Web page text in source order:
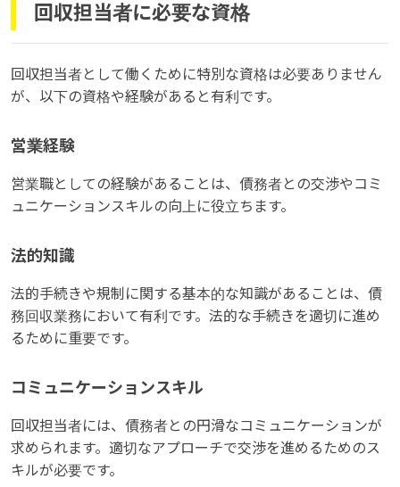
回収担当者に必要な資格
回収担当者として働くために特別な資格は必要ありません
が、以下の資格や経験があると有利です。
営業経験
営業職としての経験があることは、債務者との交渉やコミ
ュニケーションスキルの向上に役立ちます。
法的知識
法的手続きや規制に関する基本的な知識があることは、債
務回収業務において有利です。法的な手続きを適切に進め
るために重要です。
コミュニケーションスキル
回収担当者には、債務者との円滑なコミュニケーションが
求められます。適切なアプローチで交渉を進めるためのス
キルが必要です。